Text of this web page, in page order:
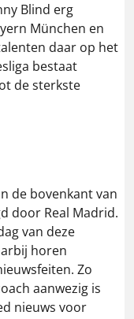
Blind erg
München en
daar op het
bestaat
de sterkste
de bovenkant van
door Real Madrid.
van deze
horen
Zo
aanwezig is
nieuws voor